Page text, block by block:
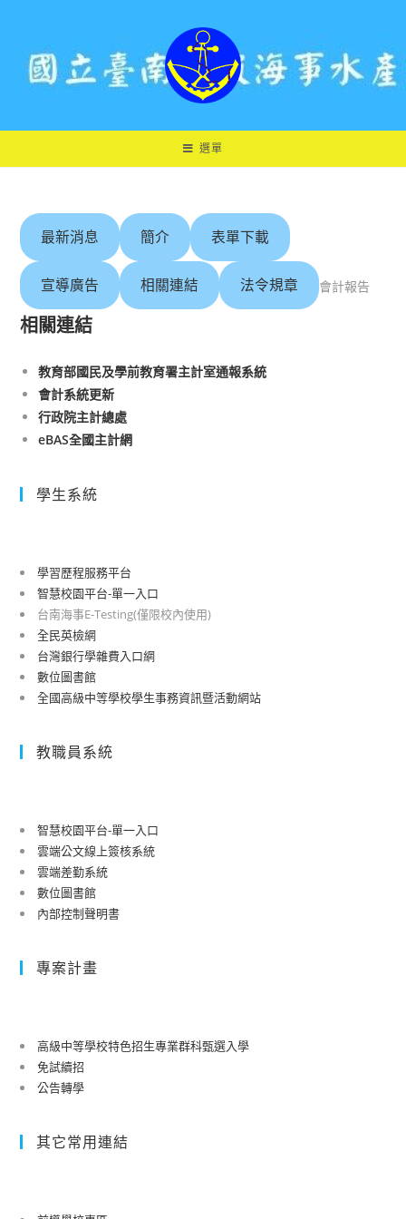
選單
最新消息 簡介 表單下載
宣導廣告 相關連結 法令規章 會計報告
相關連結
教育部國民及學前教育署主計室通報系統
會計系統更新
行政院主計總處
eBAS全國主計網
學生系統
學習歷程服務平台
智慧校園平台-單一入口
台南海事E-Testing(僅限校內使用)
全民英檢網
台灣銀行學雜費入口網
數位圖書館
全國高級中等學校學生事務資訊暨活動網站
教職員系統
智慧校園平台-單一入口
雲端公文線上簽核系統
雲端差勤系統
數位圖書館
內部控制聲明書
專案計畫
高級中等學校特色招生專業群科甄選入學
免試續招
公告轉學
其它常用連結